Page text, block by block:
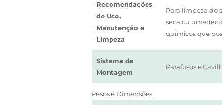
Recomendações
de Uso,
Manutenção e
Limpeza
Para limpeza do
seca ou
químicos que
Sistema de
Montagem
Parafusos e
Pesos e Dimensões